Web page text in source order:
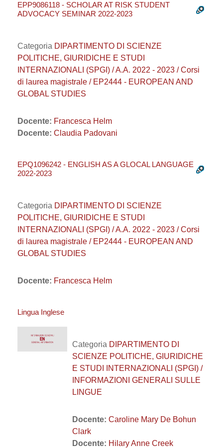
EPP9086118 - SCHOLAR AT RISK STUDENT
ADVOCACY SEMINAR 2022-2023
Categoria DIPARTIMENTO DI SCIENZE
POLITICHE, GIURIDICHE E STUDI
INTERNAZIONALI (SPGI) / A.A. 2022 - 2023 / Corsi
di laurea magistrale / EP2444 - EUROPEAN AND
GLOBAL STUDIES
Docente: Francesca Helm
Docente: Claudia Padovani
EPQ1096242 - ENGLISH AS A GLOCAL LANGUAGE
2022-2023
Categoria DIPARTIMENTO DI SCIENZE
POLITICHE, GIURIDICHE E STUDI
INTERNAZIONALI (SPGI) / A.A. 2022 - 2023 / Corsi
di laurea magistrale / EP2444 - EUROPEAN AND
GLOBAL STUDIES
Docente: Francesca Helm
Lingua Inglese
Categoria DIPARTIMENTO DI
SCIENZE POLITICHE, GIURIDICHE
E STUDI INTERNAZIONALI (SPGI) /
INFORMAZIONI GENERALI SULLE
LINGUE
Docente: Caroline Mary De Bohun
Clark
Docente: Hilary Anne Creek